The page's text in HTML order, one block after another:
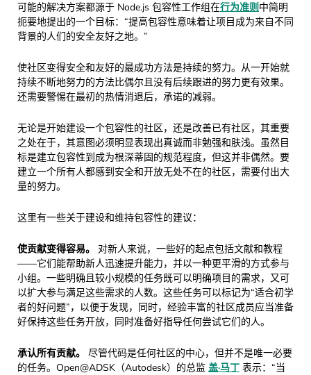
可能的解决方案都源于 Node.js 包容性工作组在行为准则中简明
扼要地提出的一个目标：“提高包容性意味着让项目成为来自不同
背景的人们的安全友好之地。”
使社区变得安全和友好的最成功方法是持续的努力。从一开始就
持续不断地努力的方法比偶尔且没有后续跟进的努力更有效果。
还需要警惕在最初的热情消退后，承诺的减弱。
无论是开始建设一个包容性的社区，还是改善已有社区，其重要
之处在于，其意图必须明显表现出真诚而非勉强和肤浅。虽然目
标是建立包容性到成为根深蒂固的规范程度，但这并非偶然。要
建立一个所有人都感到安全和开放无处不在的社区，需要付出大
量的努力。
这里有一些关于建设和维持包容性的建议：
使贡献变得容易。
对新人来说，一些好的起点包括文献和教程
——它们能帮助新人迅速提升能力，并以一种更平滑的方式参与
小组。一些明确且较小规模的任务既可以明确项目的需求，又可
以扩大参与满足这些需求的人数。这些任务可以标记为“适合初学
者的好问题”，以便于发现，同时，经验丰富的社区成员应当准备
好保持这些任务开放，同时准备好指导任何尝试它们的人。
承认所有贡献。
尽管代码是任何社区的中心，但并不是唯一必要
的任务。Open@ADSK（Autodesk）的总监 盖·马丁 表示：“当